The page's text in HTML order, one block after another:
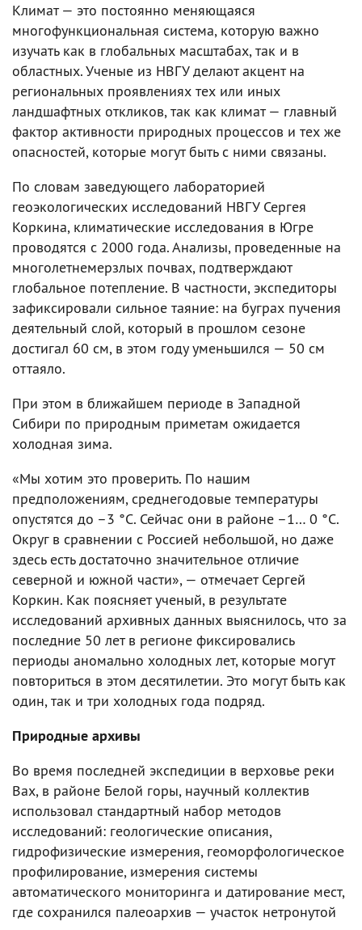
Климат — это постоянно меняющаяся
многофункциональная система, которую важно
изучать как в глобальных масштабах, так и в
областных. Ученые из НВГУ делают акцент на
региональных проявлениях тех или иных
ландшафтных откликов, так как климат — главный
фактор активности природных процессов и тех же
опасностей, которые могут быть с ними связаны.
По словам заведующего лабораторией
геоэкологических исследований НВГУ Сергея
Коркина, климатические исследования в Югре
проводятся с 2000 года. Анализы, проведенные на
многолетнемерзлых почвах, подтверждают
глобальное потепление. В частности, экспедиторы
зафиксировали сильное таяние: на буграх пучения
деятельный слой, который в прошлом сезоне
достигал 60 см, в этом году уменьшился — 50 см
оттаяло.
При этом в ближайшем периоде в Западной
Сибири по природным приметам ожидается
холодная зима.
«Мы хотим это проверить. По нашим
предположениям, среднегодовые температуры
опустятся до –3 °С. Сейчас они в районе –1… 0 °С.
Округ в сравнении с Россией небольшой, но даже
здесь есть достаточно значительное отличие
северной и южной части», — отмечает Сергей
Коркин. Как поясняет ученый, в результате
исследований архивных данных выяснилось, что за
последние 50 лет в регионе фиксировались
периоды аномально холодных лет, которые могут
повториться в этом десятилетии. Это могут быть как
один, так и три холодных года подряд.
Природные архивы
Во время последней экспедиции в верховье реки
Вах, в районе Белой горы, научный коллектив
использовал стандартный набор методов
исследований: геологические описания,
гидрофизические измерения, геоморфологическое
профилирование, измерения системы
автоматического мониторинга и датирование мест,
где сохранился палеоархив — участок нетронутой